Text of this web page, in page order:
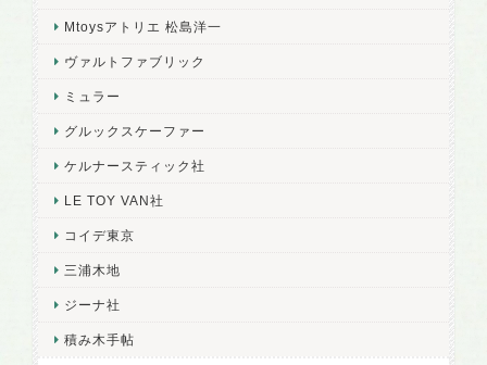
Mtoysアトリエ 松島洋一
ヴァルトファブリック
ミュラー
グルックスケーファー
ケルナースティック社
LE TOY VAN社
コイデ東京
三浦木地
ジーナ社
積み木手帖